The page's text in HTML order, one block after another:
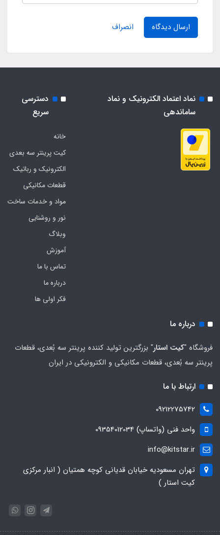
ارسال دیدگاه انصراف
نماد اعتماد الکترونیک و نماد
ساماندهی
دسترسی
سریع
خانه
کیت پرینتر سه بعدی
الکترونیک و رباتیک
قطعات مکانیکی
مواد و خدمات ساخت
نور و روشنایی
وبلاگ
آموزش
تماس با ما
درباره ما
فکر اولی ها
درباره ما
فروشگاه "کیت استار" بزرگترین تولید کننده پرینتر سه بُعدی، قطعات
پرینتر سه بُعدی، قطعات مکانیکی و الکترونیکی در ایران
ارتباط با ما
09212275742
واحد فنی (واتساپ) 09354012034
info@kitstar.ir
تهران مسعودیه خیابان قدیانی کوچه همتیان ( انبار مرکزی
کیت استار )